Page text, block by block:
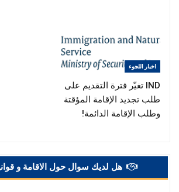
اخبار اللجوء
IND تغيّر فترة التقديم على
طلب تجديد الإقامة المؤقتة
وطلب الإقامة الدائمة!
هل لديك سوال حول الاقامة و